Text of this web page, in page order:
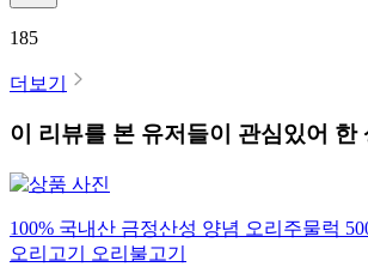
185
더보기
이 리뷰를 본 유저들이 관심있어 한
100% 국내산 금정산성 양념 오리주물럭
오리고기 오리불고기